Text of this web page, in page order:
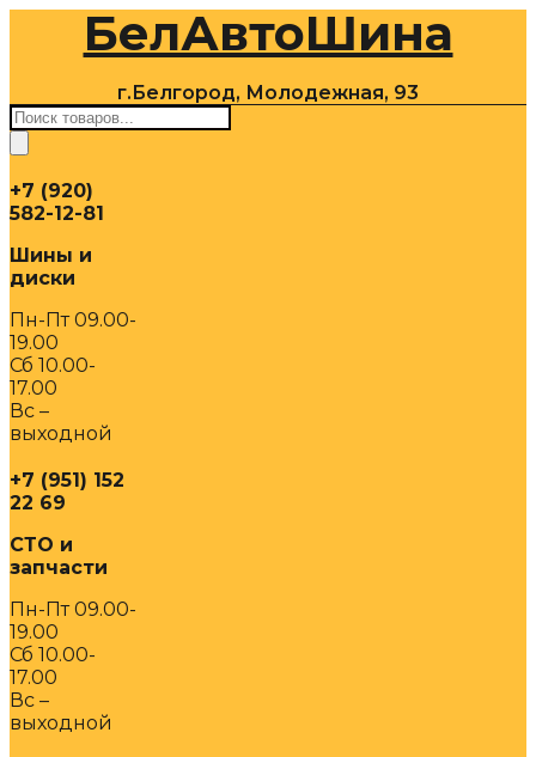
содержимомуБелАвтоШина
г.Белгород, Молодежная, 93
Поиск
товаров
+7 (920)
582-12-81
Шины и
диски
Пн-Пт 09.00-
19.00
Сб 10.00-
17.00
Вс –
выходной
+7 (951) 152
22 69
СТО и
запчасти
Пн-Пт 09.00-
19.00
Сб 10.00-
17.00
Вс –
выходной